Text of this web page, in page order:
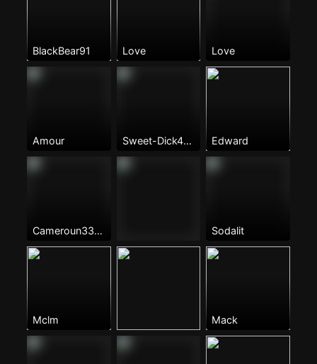
BlackBear91 Love Love
Amour Sweet-Dick4Dad Edward
Cameroun33🇨🇲 Sodalit
Mclm Mack